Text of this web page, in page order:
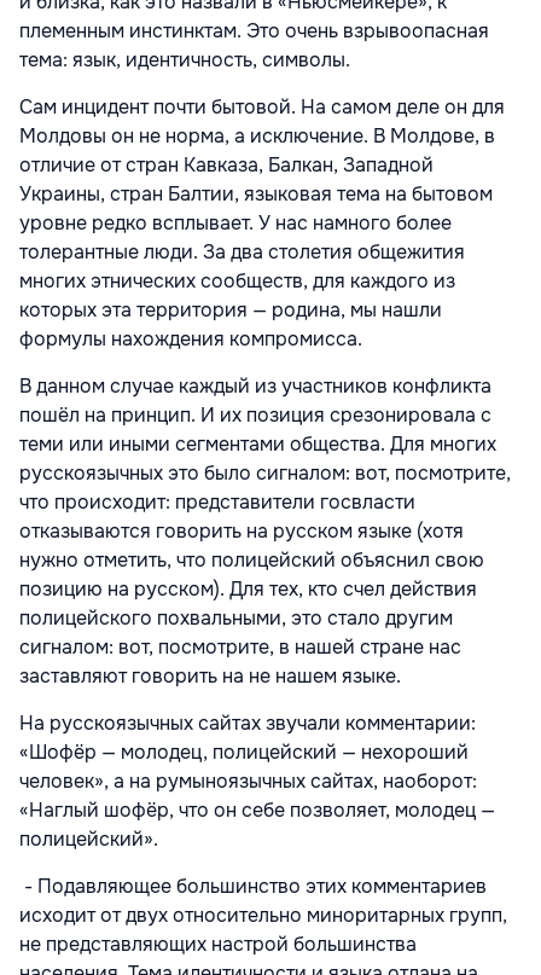
племенным инстинктам. Это очень взрывоопасная
тема: язык, идентичность, символы.
Сам инцидент почти бытовой. На самом деле он для
Молдовы он не норма, а исключение. В Молдове, в
отличие от стран Кавказа, Балкан, Западной
Украины, стран Балтии, языковая тема на бытовом
уровне редко всплывает. У нас намного более
толерантные люди. За два столетия общежития
многих этнических сообществ, для каждого из
которых эта территория — родина, мы нашли
формулы нахождения компромисса.
В данном случае каждый из участников конфликта
пошёл на принцип. И их позиция срезонировала с
теми или иными сегментами общества. Для многих
русскоязычных это было сигналом: вот, посмотрите,
что происходит: представители госвласти
отказываются говорить на русском языке (хотя
нужно отметить, что полицейский объяснил свою
позицию на русском). Для тех, кто счел действия
полицейского похвальными, это стало другим
сигналом: вот, посмотрите, в нашей стране нас
заставляют говорить на не нашем языке.
На русскоязычных сайтах звучали комментарии:
«Шофёр — молодец, полицейский — нехороший
человек», а на румыноязычных сайтах, наоборот:
«Наглый шофёр, что он себе позволяет, молодец —
полицейский».
- Подавляющее большинство этих комментариев
исходит от двух относительно миноритарных групп,
не представляющих настрой большинства